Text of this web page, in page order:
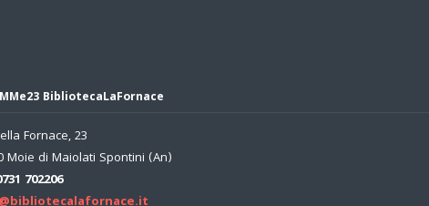
BibliotecaLaFornace
Fornace, 23
Moie di Maiolati Spontini (An)
702206